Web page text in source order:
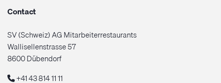
Contact
SV (Schweiz) AG Mitarbeiterrestaurants
Wallisellenstrasse 57
8600 Dübendorf
+41 43 814 11 11